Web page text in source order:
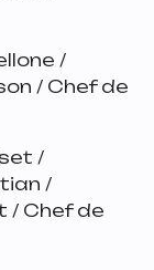
/
/ Chef de
/
/
/ Chef de